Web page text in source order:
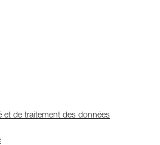
et de traitement des données